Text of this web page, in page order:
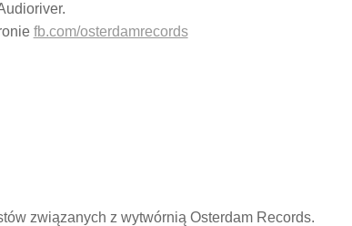
fb.com/osterdamrecords
związanych z wytwórnią Osterdam Records.